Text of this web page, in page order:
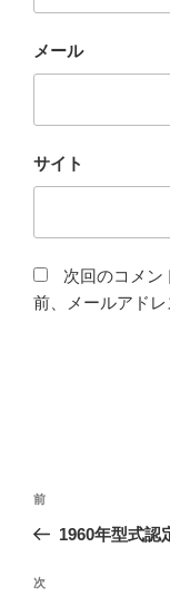
メール
サイト
次回のコメン
前、メールアドレ
投
ビ
前
の
稿
前
1960年型式認
次
次